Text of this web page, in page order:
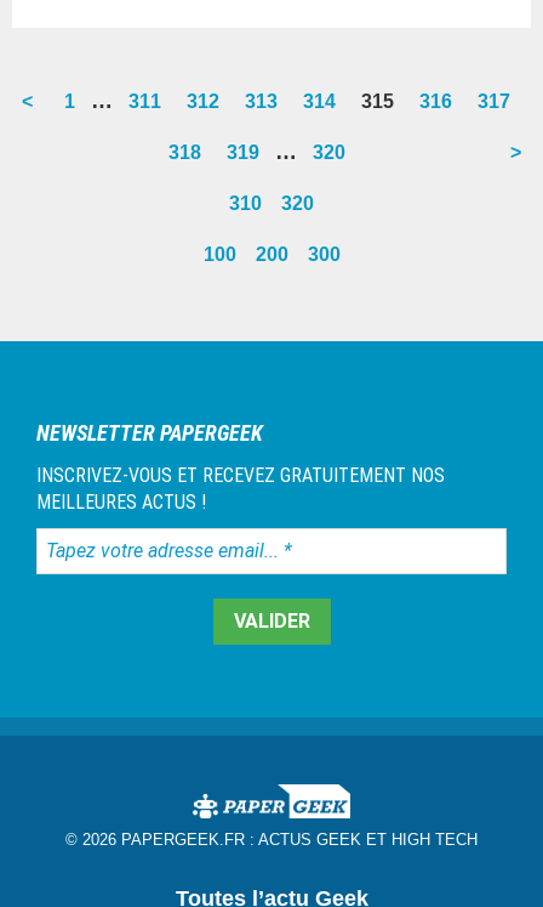
<
Go
1
Interim
omitted
…
Go
page
311
Go
page
312
Go
page
313
Go
page
314
Go
315
Go
316
Go
page
317
Go
318
Go
page
319
Interim
omitted
…
Go
page
320 >
310 320
100 200 300
latérale
NEWSLETTER PAPERGEEK
INSCRIVEZ-VOUS ET RECEVEZ GRATUITEMENT NOS
MEILLEURES ACTUS !
Tapez
votre
© 2026 PAPERGEEK.FR : ACTUS GEEK ET HIGH TECH
Toutes l’actu Geek